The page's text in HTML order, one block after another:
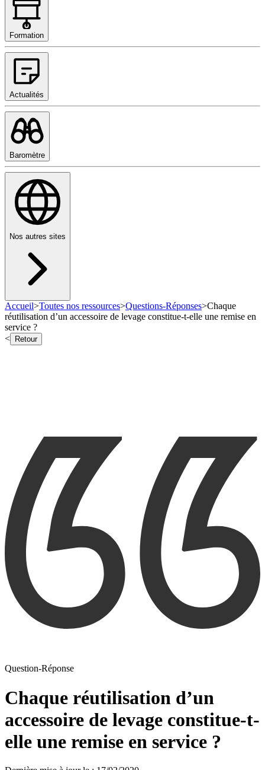
Formation
Actualités
Baromètre
Nos autres sites
Accueil>Toutes nos ressources>Questions-Réponses>Chaque
réutilisation d’un accessoire de levage constitue-t-elle une remise en
service ?
<
Retour
Question-Réponse
Chaque réutilisation d’un
accessoire de levage constitue-t-
elle une remise en service ?